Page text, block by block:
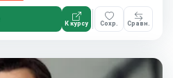
К курсу Сохр. Сравн.